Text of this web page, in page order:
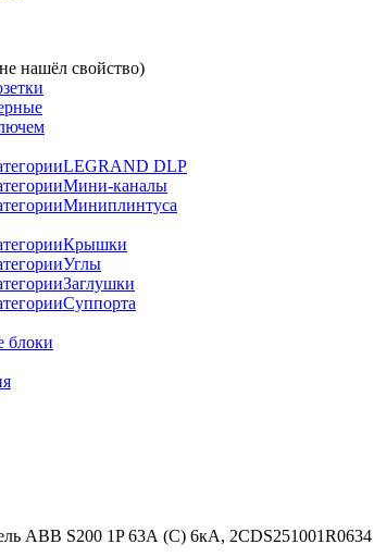
нашёл свойство)
LEGRAND DLP
Мини-каналы
Миниплинтуса
Крышки
Углы
Заглушки
Суппорта
блоки
ABB S200 1P 63А (C) 6кА, 2CDS251001R0634